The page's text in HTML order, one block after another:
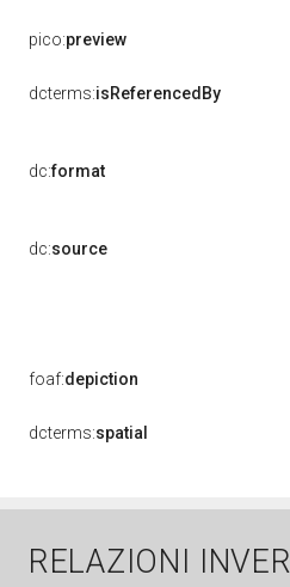
pico:preview
dcterms:isReferencedBy
dc:format
dc:source
foaf:depiction
dcterms:spatial
RELAZIONI